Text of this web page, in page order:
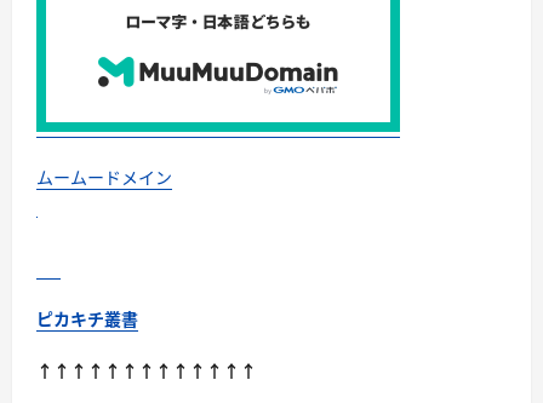
リ
ッ
と
デ
リ
ッ
ムームードメイン
ピカキチ叢書
↑↑↑↑↑↑↑↑↑↑↑↑↑